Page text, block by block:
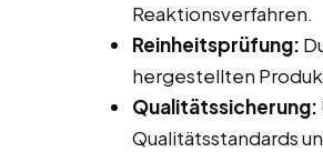
Reaktionsverfahren.
Reinheitsprüfung:
hergestellten
Qualitätssicherung:
Qualitätsstandards